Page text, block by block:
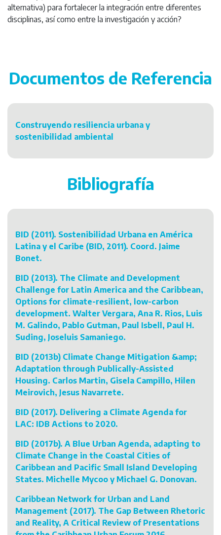
alternativa) para fortalecer la integración entre diferentes
disciplinas, así como entre la investigación y acción?
Documentos de Referencia
Construyendo resiliencia urbana y
sostenibilidad ambiental
Bibliografía
BID (2011). Sostenibilidad Urbana en América
Latina y el Caribe (BID, 2011). Coord. Jaime
Bonet.
BID (2013). The Climate and Development
Challenge for Latin America and the Caribbean,
Options for climate-resilient, low-carbon
development. Walter Vergara, Ana R. Rios, Luis
M. Galindo, Pablo Gutman, Paul Isbell, Paul H.
Suding, Joseluis Samaniego.
BID (2013b) Climate Change Mitigation &amp;
Adaptation through Publically-Assisted
Housing. Carlos Martin, Gisela Campillo, Hilen
Meirovich, Jesus Navarrete.
BID (2017). Delivering a Climate Agenda for
LAC: IDB Actions to 2020.
BID (2017b). A Blue Urban Agenda, adapting to
Climate Change in the Coastal Cities of
Caribbean and Pacific Small Island Developing
States. Michelle Mycoo y Michael G. Donovan.
Caribbean Network for Urban and Land
Management (2017). The Gap Between Rhetoric
and Reality, A Critical Review of Presentations